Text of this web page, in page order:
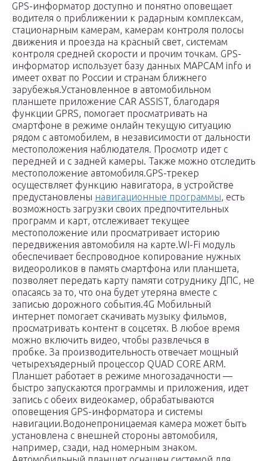
GPS-информатор доступно и понятно оповещает
водителя о приближении к радарным комплексам,
стационарным камерам, камерам контроля полосы
движения и проезда на красный свет, системам
контроля средней скорости и прочим точкам. GPS-
информатор использует базу данных MAPCAM info и
имеет охват по России и странам ближнего
зарубежья.Установленное в автомобильном
планшете приложение CAR ASSIST, благодаря
функции GPRS, помогает просматривать на
смартфоне в режиме онлайн текущую ситуацию
рядом с автомобилем, в независимости от дальности
местоположения наблюдателя. Просмотр идет с
передней и с задней камеры. Также можно отследить
местоположение автомобиля.GPS-трекер
осуществляет функцию навигатора, в устройстве
предустановлены навигационные программы, есть
возможность загрузки своих предпочтительных
программ и карт, отслеживает текущее
местоположение или просматривает историю
передвижения автомобиля на карте.WI-Fi модуль
обеспечивает беспроводное копирование нужных
видеороликов в память смартфона или планшета,
позволяет передать карту памяти сотруднику ДПС, не
опасаясь за то, что она будет утеряна вместе с
записью дорожного события.4G Мобильный
интернет помогает скачивать музыку фильмов,
просматривать контент в соцсетях. В любое время
можно включить видео, чтобы развлечься в
пробке. За производительность отвечает мощный
четырехъядерный процессор QUAD CORE ARM.
Планшет работает в режиме многозадачности —
быстро запускаются программы и приложения, идет
запись с обеих видеокамер, обрабатываются
оповещения GPS-информатора и системы
навигации.Водонепроницаемая камера может быть
установлена с внешней стороны автомобиля,
например, сзади, над номерным знаком.